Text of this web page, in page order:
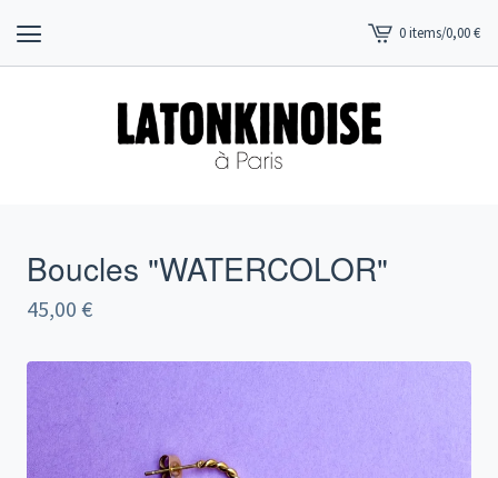
View
cart
0 items/0,00€
Boucles "WATERCOLOR"
45,00 €